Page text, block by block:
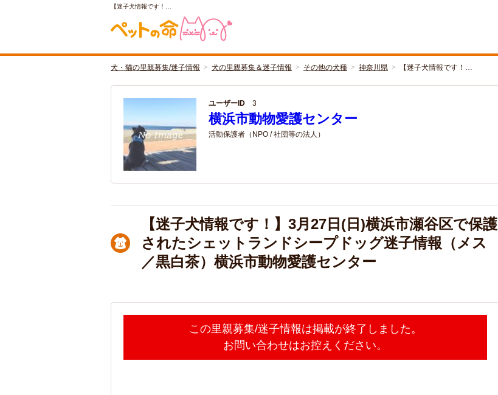
【迷子犬情報です！…
犬・猫の里親募集/迷子情報 犬の里親募集＆迷子情報 その他の犬種 神奈川県 【迷子犬情報です！…
ユーザーID 3
横浜市動物愛護センター
活動保護者（NPO / 社団等の法人）
【迷子犬情報です！】3月27日(日)横浜市瀬谷区で保護
されたシェットランドシープドッグ迷子情報（メス
／黒白茶）横浜市動物愛護センター
この里親募集/迷子情報は掲載が終了しました。
お問い合わせはお控えください。